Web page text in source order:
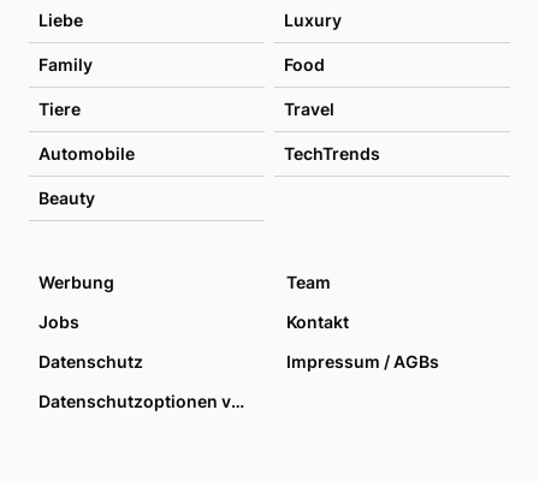
Liebe Luxury
Family Food
Tiere Travel
Automobile TechTrends
Beauty
Werbung
Team
Jobs
Kontakt
Datenschutz
Impressum / AGBs
Datenschutzoptionen verwalten